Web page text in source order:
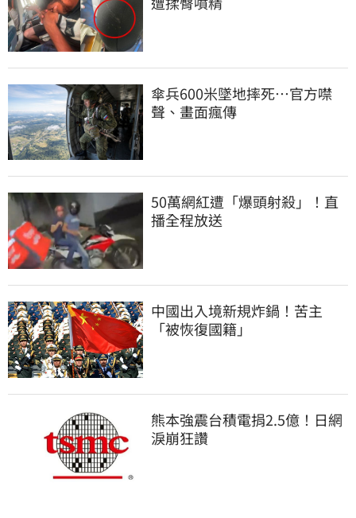
傘兵600米墜地摔死…官方噤
聲、畫面瘋傳
50萬網紅遭「爆頭射殺」！直
播全程放送
中國出入境新規炸鍋！苦主
「被恢復國籍」
熊本強震台積電捐2.5億！日網
淚崩狂讚